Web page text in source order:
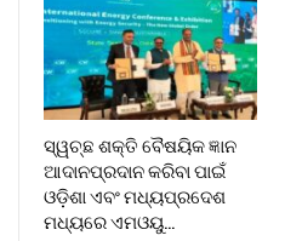
ସ୍ୱଚ୍ଛ ଶକ୍ତି ବୈଷୟିକ ଜ୍ଞାନ
ଆଦାନପ୍ରଦାନ କରିବା ପାଇଁ
ଓଡ଼ିଶା ଏବଂ ମଧ୍ୟପ୍ରଦେଶ
ମଧ୍ୟରେ ଏମଓୟୁ…